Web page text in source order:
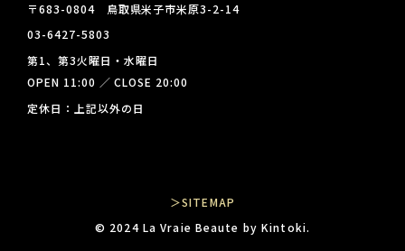
〒683-0804 鳥取県米子市米原3-2-14
03-6427-5803
第1、第3火曜日・水曜日
OPEN 11:00 ／ CLOSE 20:00
定休日：上記以外の日
＞SITEMAP
© 2024 La Vraie Beaute by Kintoki.